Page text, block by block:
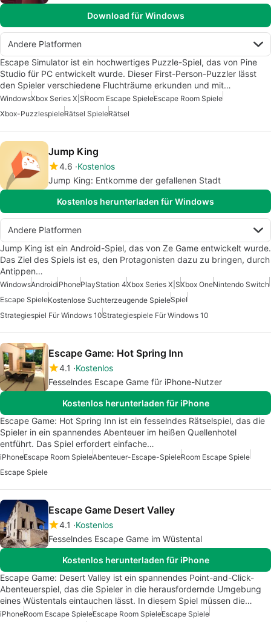
Download für Windows
Andere Platformen
Escape Simulator ist ein hochwertiges Puzzle-Spiel, das von Pine
Studio für PC entwickelt wurde. Dieser First-Person-Puzzler lässt
den Spieler verschiedene Fluchträume erkunden und mit…
WindowsXbox Series X|SRoom Escape SpieleEscape Room Spiele
Xbox-PuzzlespieleRätsel SpieleRätsel
Jump King
4.6 Kostenlos
Jump King: Entkomme der gefallenen Stadt
Kostenlos herunterladen für Windows
Andere Platformen
Jump King ist ein Android-Spiel, das von Ze Game entwickelt wurde.
Das Ziel des Spiels ist es, den Protagonisten dazu zu bringen, durch
Antippen…
WindowsAndroidiPhonePlayStation 4Xbox Series X|SXbox OneNintendo Switch
Escape SpieleKostenlose Suchterzeugende SpieleSpiel
Strategiespiel Für Windows 10Strategiespiele Für Windows 10
Escape Game: Hot Spring Inn
4.1
Kostenlos
Fesselndes Escape Game für iPhone-Nutzer
Kostenlos herunterladen für iPhone
Escape Game: Hot Spring Inn ist ein fesselndes Rätselspiel, das die
Spieler in ein spannendes Abenteuer im heißen Quellenhotel
entführt. Das Spiel erfordert einfache…
iPhoneEscape Room SpieleAbenteuer-Escape-SpieleRoom Escape Spiele
Escape Spiele
Escape Game Desert Valley
4.1
Kostenlos
Fesselndes Escape Game im Wüstental
Kostenlos herunterladen für iPhone
Escape Game: Desert Valley ist ein spannendes Point-and-Click-
Abenteuerspiel, das die Spieler in die herausfordernde Umgebung
eines Wüstentals eintauchen lässt. In diesem Spiel müssen die…
iPhoneRoom Escape SpieleEscape Room SpieleEscape Spiele